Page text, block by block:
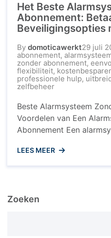
Het Beste
Abonnement:
Beveiligingsopties
By domoticawerkt29 juli
abonnement,
zonder abonnement,
flexibiliteit,
professionele hulp,
zelfbeheer
Beste Alarmsysteem
Voordelen van Een
Abonnement Een
huiseigenaren die op
betaalbare en effectieve
langdurige contracten en
biedt een alarmsysteem
LEES MEER
Zoeken